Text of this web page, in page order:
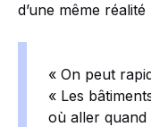
d’une même réalité
« On peut
« Les
où aller